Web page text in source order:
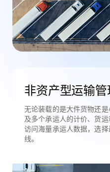
非资产型运输管
无论装载的是大件货物还
及多个承运人的计价、货
访问海量承运人数据，选
线。